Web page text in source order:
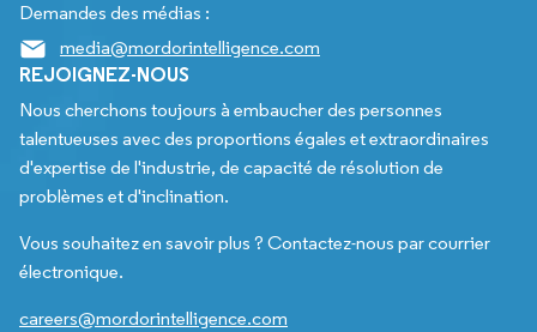
Demandes des médias :
media@mordorintelligence.com
REJOIGNEZ-NOUS
Nous cherchons toujours à embaucher des personnes
talentueuses avec des proportions égales et extraordinaires
d'expertise de l'industrie, de capacité de résolution de
problèmes et d'inclination.
Vous souhaitez en savoir plus ? Contactez-nous par courrier
électronique.
careers@mordorintelligence.com